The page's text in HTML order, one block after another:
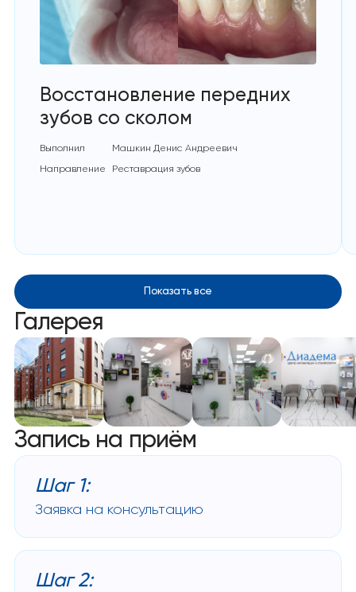
Восстановление передних
зубов со сколом
Выполнил Машкин Денис Андреевич
Направление Реставрация зубов
Показать все
Галерея
Запись на приём
Шаг 1:
Заявка на консультацию
Шаг 2: